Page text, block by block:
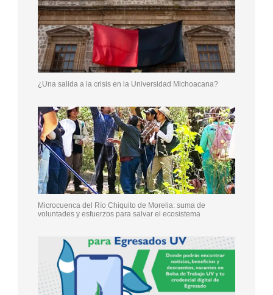
¿Una salida a la crisis en la Universidad Michoacana?
Microcuenca del Río Chiquito de Morelia: suma de
voluntades y esfuerzos para salvar el ecosistema